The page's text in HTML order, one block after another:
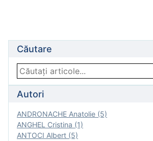
Căutare
Autori
ANDRONACHE Anatolie (5)
ANGHEL Cristina (1)
ANTOCI Albert (5)